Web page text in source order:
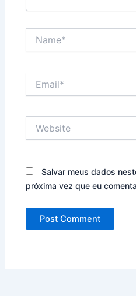
Salvar meus dados
próxima vez que eu